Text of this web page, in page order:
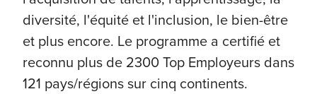
diversité, l'équité et l'inclusion, le bien-être
et plus encore. Le programme a certifié et
reconnu plus de 2300 Top Employeurs dans
121 pays/régions sur cinq continents.